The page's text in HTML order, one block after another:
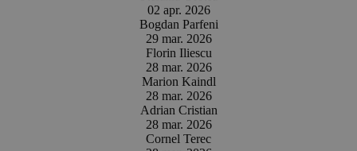
02 apr. 2026
Bogdan Parfeni
29 mar. 2026
Florin Iliescu
28 mar. 2026
Marion Kaindl
28 mar. 2026
Adrian Cristian
28 mar. 2026
Cornel Terec